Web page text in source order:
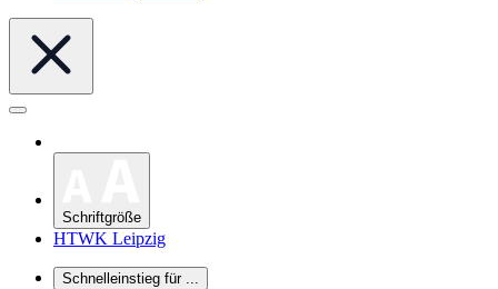
Schriftgröße
HTWK Leipzig
Schnelleinstieg für ...